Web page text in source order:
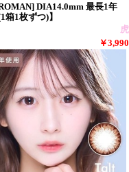
DIA14.0mm 最長1年
箱1枚ずつ)】
虎
￥3,990